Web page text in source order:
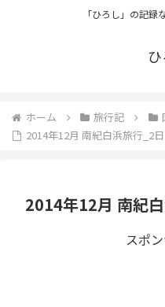
「ひろし」の記録
ホーム 旅行記
2014年12月 南紀白浜旅行_2
2014年12月 南紀
スポ